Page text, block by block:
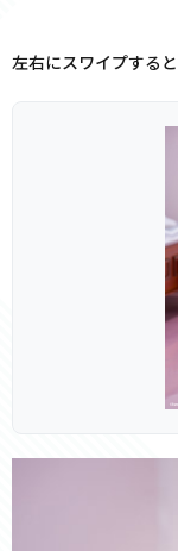
左右にスワイプする